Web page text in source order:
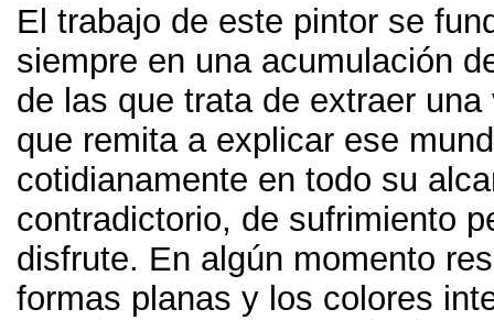
El trabajo de este pintor se
siempre en una acumulación
de las que trata de extraer
que remita a explicar ese
cotidianamente en todo su
contradictorio, de sufrimiento
disfrute. En algún momento
formas planas y los colores